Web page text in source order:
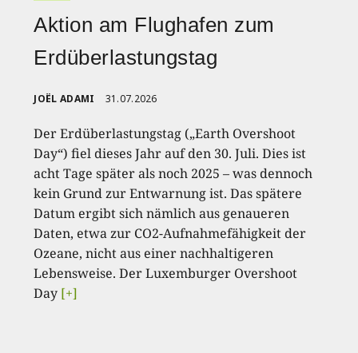
Aktion am Flughafen zum
Erdüberlastungstag
JOËL ADAMI 31.07.2026
Der Erdüberlastungstag („Earth Overshoot
Day“) fiel dieses Jahr auf den 30. Juli. Dies ist
acht Tage später als noch 2025 – was dennoch
kein Grund zur Entwarnung ist. Das spätere
Datum ergibt sich nämlich aus genaueren
Daten, etwa zur CO2-Aufnahmefähigkeit der
Ozeane, nicht aus einer nachhaltigeren
Lebensweise. Der Luxemburger Overshoot
Day [+]